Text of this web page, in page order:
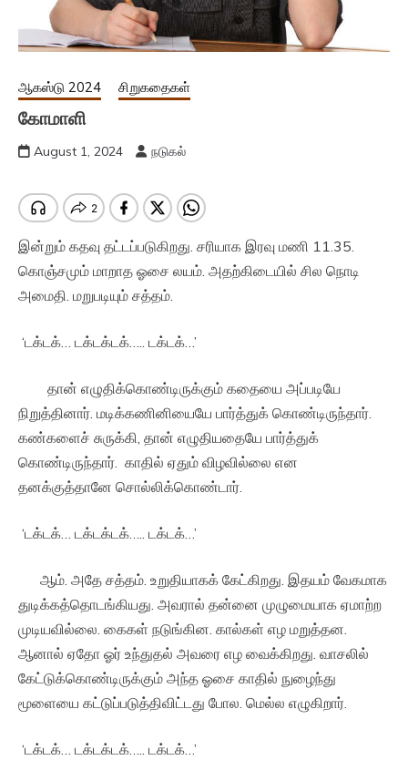
ஆகஸ்டு 2024 சிறுகதைகள்
கோமாளி
August 1, 2024 நடுகல்
இன்றும் கதவு தட்டப்படுகிறது. சரியாக இரவு மணி 11.35.
கொஞ்சமும் மாறாத ஓசை லயம். அதற்கிடையில் சில நொடி
அமைதி. மறுபடியும் சத்தம்.
‘டக்டக்… டக்டக்டக்….. டக்டக்…’
தான் எழுதிக்கொண்டிருக்கும் கதையை அப்படியே
நிறுத்தினார். மடிக்கணினியையே பார்த்துக் கொண்டிருந்தார்.
கண்களைச் சுருக்கி, தான் எழுதியதையே பார்த்துக்
கொண்டிருந்தார். காதில் ஏதும் விழவில்லை என
தனக்குத்தானே சொல்லிக்கொண்டார்.
‘டக்டக்… டக்டக்டக்….. டக்டக்…’
ஆம். அதே சத்தம். உறுதியாகக் கேட்கிறது. இதயம் வேகமாக
துடிக்கத்தொடங்கியது. அவரால் தன்னை முழுமையாக ஏமாற்ற
முடியவில்லை. கைகள் நடுங்கின. கால்கள் எழ மறுத்தன.
ஆனால் ஏதோ ஓர் உந்துதல் அவரை எழ வைக்கிறது. வாசலில்
கேட்டுக்கொண்டிருக்கும் அந்த ஓசை காதில் நுழைந்து
மூளையை கட்டுப்படுத்திவிட்டது போல. மெல்ல எழுகிறார்.
‘டக்டக்… டக்டக்டக்….. டக்டக்…’